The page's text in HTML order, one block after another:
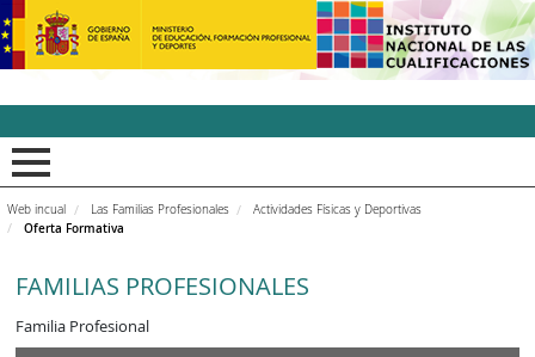
INCUAl - Instituto
Web incual Las Familias Profesionales
Actividades Físicas y Deportivas
Oferta Formativa
FAMILIAS PROFESIONALES
Familia Profesional